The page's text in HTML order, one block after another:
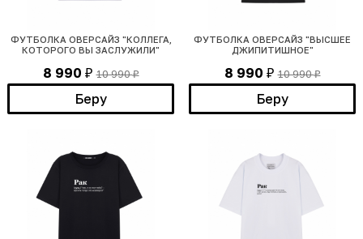
ФУТБОЛКА ОВЕРСАЙЗ "КОЛЛЕГА,
КОТОРОГО ВЫ ЗАСЛУЖИЛИ"
8 990 ₽ 10 990₽
Беру
ФУТБОЛКА ОВЕРСАЙЗ "ВЫСШЕЕ
ДЖИПИТИШНОЕ"
8 990 ₽ 10 990₽
Беру